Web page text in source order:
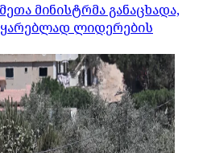
მინისტრმა განაცხადა,
ლიდერების